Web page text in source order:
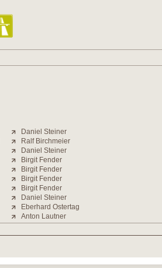
Daniel Steiner
Ralf Birchmeier
Daniel Steiner
Birgit Fender
Birgit Fender
Birgit Fender
Birgit Fender
Daniel Steiner
Eberhard Ostertag
Anton Lautner